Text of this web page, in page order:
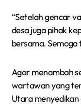
“Setelah gencar
desa juga pihak
bersama.
Agar menambah
wartawan yang
Utara